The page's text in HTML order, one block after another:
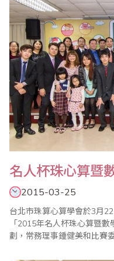
名人杯珠心算暨
2015-03-25
台北市珠算心算學會於3月
「2015年名人杯珠心算暨
劃，常務理事鍾健美和比賽